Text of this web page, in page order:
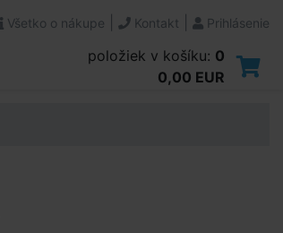
Všetko o nákupe Kontakt Prihlásenie
položiek v košíku: 0
0,00 EUR